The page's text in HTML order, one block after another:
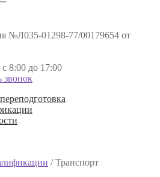
№Л035-01298-77/00179654 от
8:00 до 17:00
звонок
/Транспорт